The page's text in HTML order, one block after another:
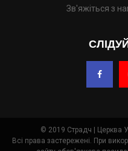
Зв'яжіться з
© 2019 Страдч | Церква
Всі права застережені. При